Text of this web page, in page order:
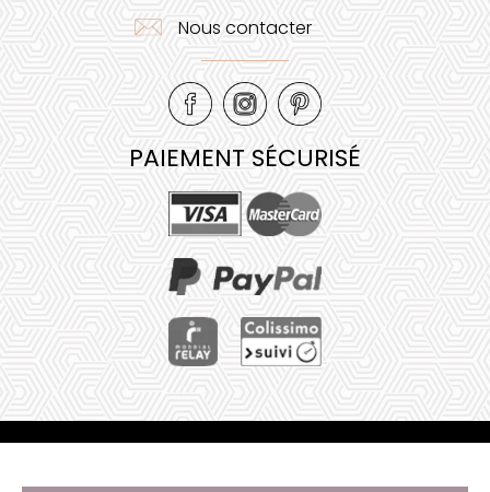
Nous contacter
PAIEMENT SÉCURISÉ
Plan de site